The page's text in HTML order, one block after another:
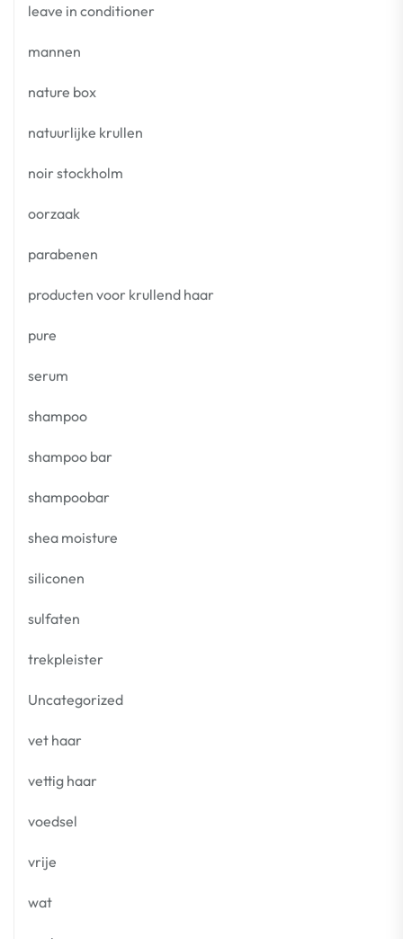
leave in conditioner
mannen
nature box
natuurlijke krullen
noir stockholm
oorzaak
parabenen
producten voor krullend haar
pure
serum
shampoo
shampoo bar
shampoobar
shea moisture
siliconen
sulfaten
trekpleister
Uncategorized
vet haar
vettig haar
voedsel
vrije
wat